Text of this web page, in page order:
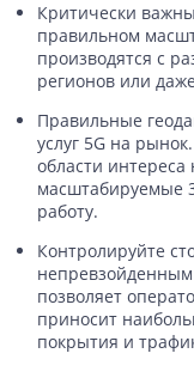
Критически
правильном
производятся с
регионов или
Правильные
услуг 5G на
области
масштабируемые
работу.
Контролируйте
позволяет
приносит
покрытия и